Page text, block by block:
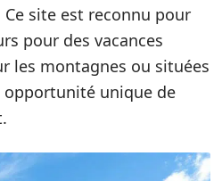
site est reconnu pour
pour des vacances
les montagnes ou situées
opportunité unique de